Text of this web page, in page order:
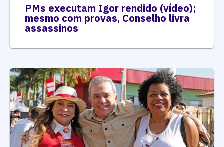
PMs executam Igor rendido (vídeo);
mesmo com provas, Conselho livra
assassinos